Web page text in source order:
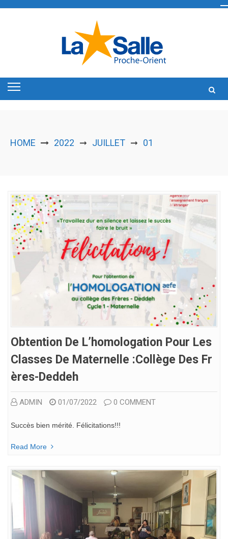
HOME 2022 ➞ JUILLET ➞ 01
Obtention De L’homologation Pour Les
Classes De Maternelle :Collège Des Fr
Ères-Deddeh
ADMIN 01/07/2022 0 COMMENT
Succès bien mérité. Félicitations!!!
Read More